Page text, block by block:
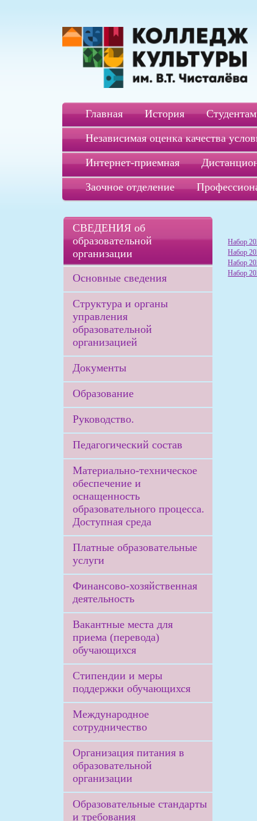
Главная История Студентам
Независимая оценка качества
Интернет-приемная
Заочное отделение
СВЕДЕНИЯ об
образовательной
организации
Основные сведения
Структура и органы
управления
образовательной
организацией
Документы
Образование
Руководство.
Педагогический состав
Материально-техническое
обеспечение и
оснащенность
образовательного процесса.
Доступная среда
Платные образовательные
услуги
Финансово-хозяйственная
деятельность
Вакантные места для
приема (перевода)
обучающихся
Стипендии и меры
поддержки обучающихся
Международное
сотрудничество
Организация питания в
образовательной
организации
Образовательные стандарты
и требования
Набор
Набор
Набор
Набор